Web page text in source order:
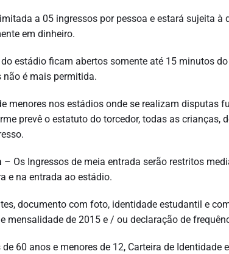
a 05 ingressos por pessoa e estará sujeita
em dinheiro.
estádio ficam abertos somente até 15 minutos
não é mais permitida.
menores nos estádios onde se realizam disputas
prevê o estatuto do torcedor, todas as crianças,
– Os Ingressos de meia entrada serão restritos
e na entrada ao estádio.
documento com foto, identidade estudantil e
mensalidade de 2015 e / ou declaração de
60 anos e menores de 12, Carteira de